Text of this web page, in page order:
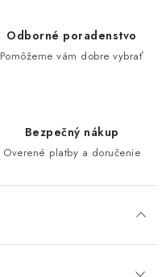
Odborné poradenstvo
Pomôžeme vám dobre vybrať
Bezpečný nákup
Overené platby a doručenie